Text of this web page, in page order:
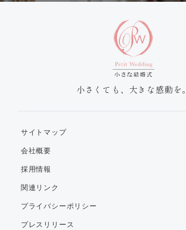
小さくても、大きな感動を。
サイトマップ
会社概要
採用情報
関連リンク
プライバシーポリシー
プレスリリース